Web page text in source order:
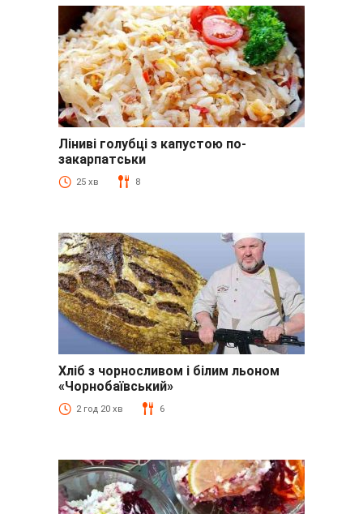
Ліниві голубці з капустою по-
закарпатськи
25 хв 8
Хліб з чорносливом і білим льоном
«Чорнобаївський»
2 год 20 хв 6